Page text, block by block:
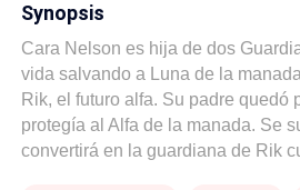
Synopsis
Cara Nelson es hija de dos
vida salvando a Luna de la
Rik, el futuro alfa. Su padre quedó
protegía al Alfa de la manada. Se
convertirá en la guardiana de Rik